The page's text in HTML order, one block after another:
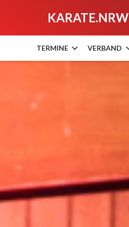
KARATE.NRW
TERMINE VERBAND